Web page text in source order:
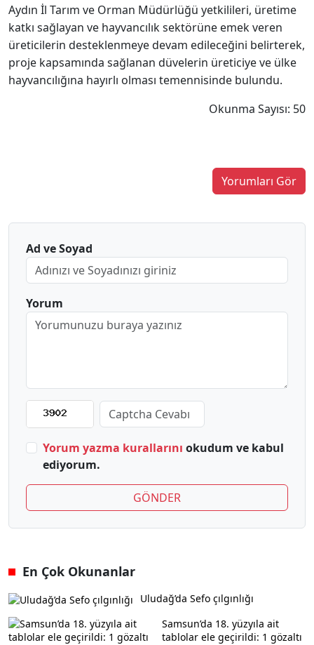
Aydın İl Tarım ve Orman Müdürlüğü yetkilileri, üretime
katkı sağlayan ve hayvancılık sektörüne emek veren
üreticilerin desteklenmeye devam edileceğini belirterek,
proje kapsamında sağlanan düvelerin üreticiye ve ülke
hayvancılığına hayırlı olması temennisinde bulundu.
Okunma Sayısı: 50
Yorumları Gör
Ad ve Soyad
Yorum
Yorum yazma kurallarını okudum ve kabul
ediyorum.
GÖNDER
En Çok Okunanlar
Uludağ’da Sefo çılgınlığı
Samsun’da 18. yüzyıla ait
tablolar ele geçirildi: 1 gözaltı